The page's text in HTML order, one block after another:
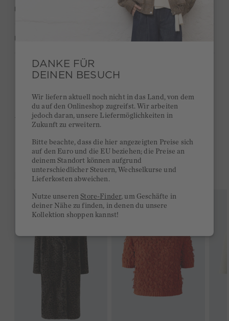
HERSTELLERANGABEN
BEWERTUNGEN (16)
Kurze Lieferzeiten 3-5 Tage
Ab 300€ versandkostenfrei
DAS KÖNNTE DIR GEFALLEN
DANKE FÜR
DEINEN BESUCH
Wir liefern aktuell noch nicht in das Land, von dem
du auf den Onlineshop zugreifst. Wir arbeiten
jedoch daran, unsere Liefermöglichkeiten in
Zukunft zu erweitern.
Bitte beachte, dass die hier angezeigten Preise sich
auf den Euro und die EU beziehen; die Preise an
deinem Standort können aufgrund
unterschiedlicher Steuern, Wechselkurse und
Lieferkosten abweichen.
Nutze unserenStore-Finder, um Geschäfte in
deiner Nähe zu finden, in denen du unsere
Kollektion shoppen kannst!